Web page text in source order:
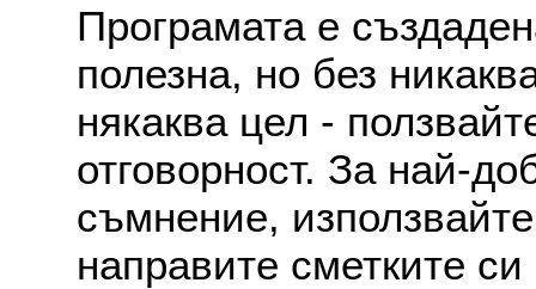
Програмата е
полезна, но без
някаква цел -
отговорност. За най-
съмнение,
направите сметките